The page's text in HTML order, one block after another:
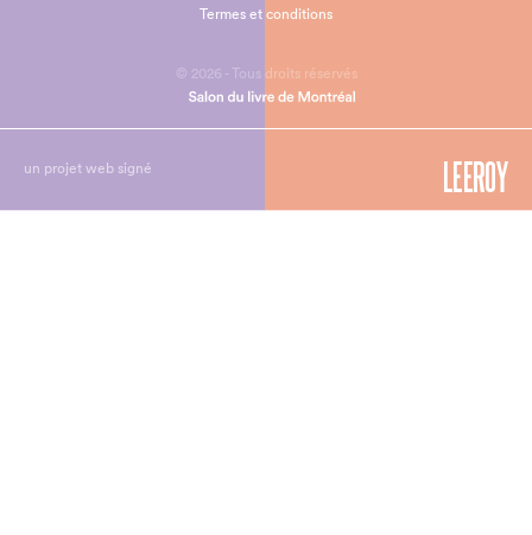
© 2026 - Tous droits réservés
Termes et conditions
un projet web signé